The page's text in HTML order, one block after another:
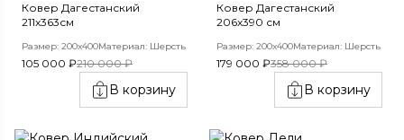
Ковер Дагестанский
211x363см
Размер: 200х400Материал: Шерсть
105 000 ₽210 000 ₽
В корзину
Ковер Дагестанский
206x390 см
Размер: 200х400Материал: Шерсть
179 000 ₽358 000 ₽
В корзину